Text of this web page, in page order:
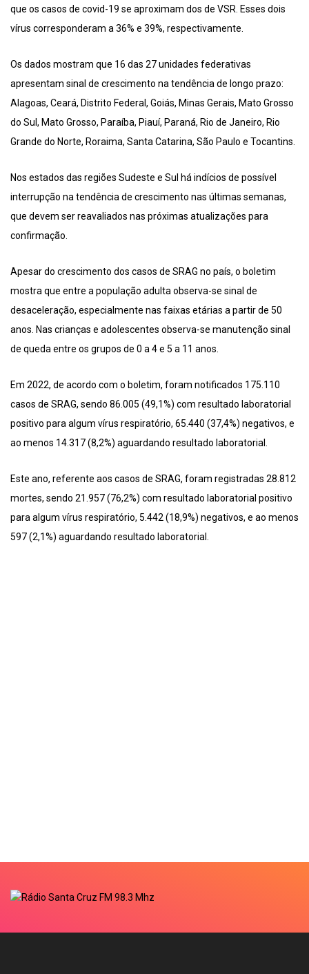
que os casos de covid-19 se aproximam dos de VSR. Esses dois
vírus corresponderam a 36% e 39%, respectivamente.
Os dados mostram que 16 das 27 unidades federativas
apresentam sinal de crescimento na tendência de longo prazo:
Alagoas, Ceará, Distrito Federal, Goiás, Minas Gerais, Mato Grosso
do Sul, Mato Grosso, Paraíba, Piauí, Paraná, Rio de Janeiro, Rio
Grande do Norte, Roraima, Santa Catarina, São Paulo e Tocantins.
Nos estados das regiões Sudeste e Sul há indícios de possível
interrupção na tendência de crescimento nas últimas semanas,
que devem ser reavaliados nas próximas atualizações para
confirmação.
Apesar do crescimento dos casos de SRAG no país, o boletim
mostra que entre a população adulta observa-se sinal de
desaceleração, especialmente nas faixas etárias a partir de 50
anos. Nas crianças e adolescentes observa-se manutenção sinal
de queda entre os grupos de 0 a 4 e 5 a 11 anos.
Em 2022, de acordo com o boletim, foram notificados 175.110
casos de SRAG, sendo 86.005 (49,1%) com resultado laboratorial
positivo para algum vírus respiratório, 65.440 (37,4%) negativos, e
ao menos 14.317 (8,2%) aguardando resultado laboratorial.
Este ano, referente aos casos de SRAG, foram registradas 28.812
mortes, sendo 21.957 (76,2%) com resultado laboratorial positivo
para algum vírus respiratório, 5.442 (18,9%) negativos, e ao menos
597 (2,1%) aguardando resultado laboratorial.